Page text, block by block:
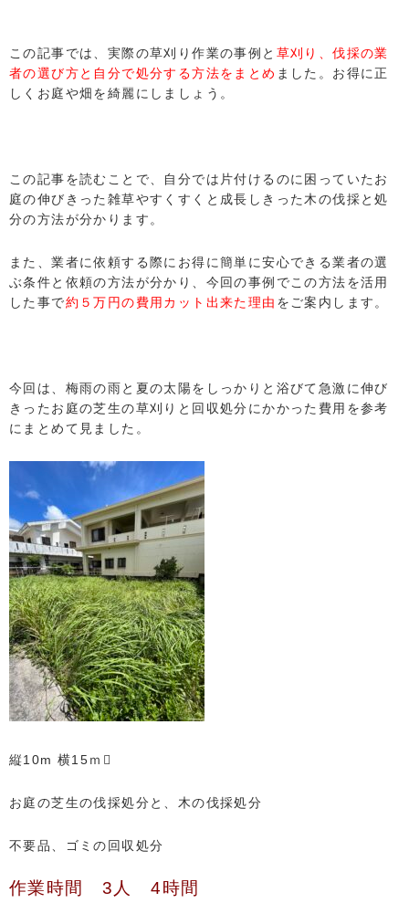
この記事では、実際の草刈り作業の事例と 草刈り、伐採の業
者の選び方と自分で処分する方法をまとめ ました。お得に正
しくお庭や畑を綺麗にしましょう。
この記事を読むことで、自分では片付けるのに困っていたお
庭の伸びきった雑草やすくすくと成長しきった木の伐採と処
分の方法が分かります。
また、業者に依頼する際にお得に簡単に安心できる業者の選
ぶ条件と依頼の方法が分かり、今回の事例でこの方法を活用
した事で約５万円の費用カット出来た理由 をご案内します。
今回は、梅雨の雨と夏の太陽をしっかりと浴びて急激に伸び
きったお庭の芝生の草刈りと回収処分にかかった費用を参考
にまとめて見ました。
縦10m 横15ｍ
お庭の芝生の伐採処分と、木の伐採処分
不要品、ゴミの回収処分
作業時間 3人 4時間